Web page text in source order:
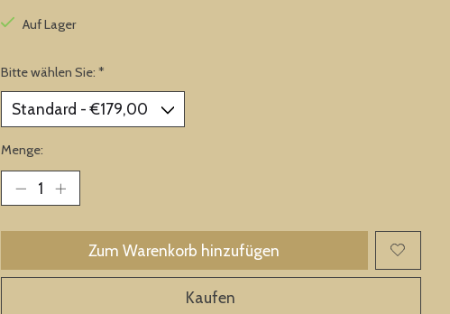
Auf Lager
Bitte wählen Sie: *
Menge:
Zum Warenkorb hinzufügen
Kaufen